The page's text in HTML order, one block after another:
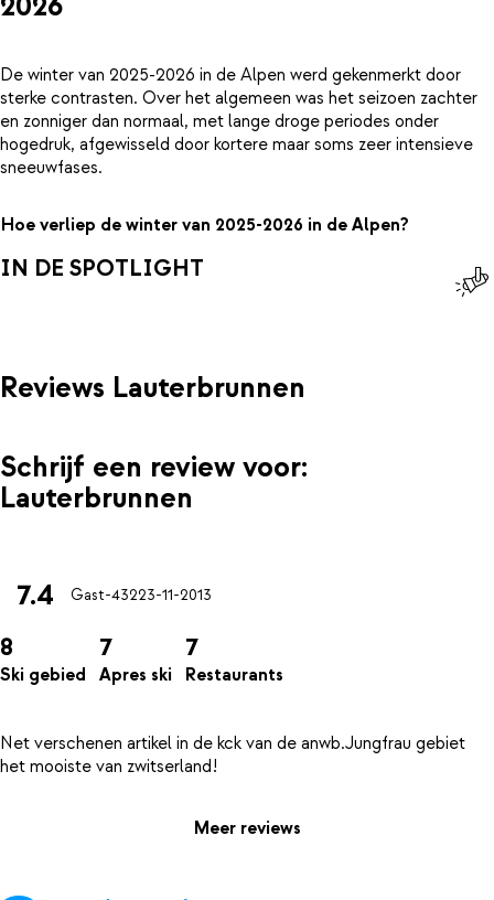
De winter van 2025-2026 in de Alpen werd gekenmerkt door
sterke contrasten. Over het algemeen was het seizoen zachter
en zonniger dan normaal, met lange droge periodes onder
hogedruk, afgewisseld door kortere maar soms zeer intensieve
sneeuwfases.
Hoe verliep de winter van 2025-2026 in de Alpen?
IN DE SPOTLIGHT
Reviews Lauterbrunnen
Schrijf een review voor:
Lauterbrunnen
7.4 Gast-43223-11-2013
8
Ski gebied
7
Apres ski
7
Restaurants
Net verschenen artikel in de kck van de anwb.Jungfrau gebiet
Meer reviews